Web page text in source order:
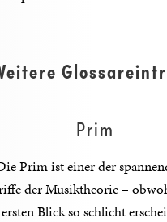
Prim
Prim ist einer der
der Musiktheorie –
Blick so schlicht